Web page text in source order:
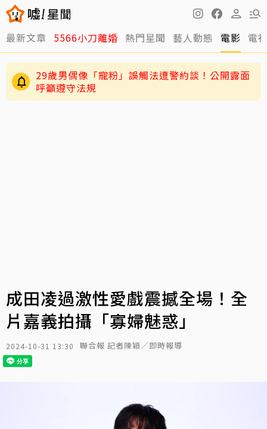
最新文章 5566小刀離婚 熱門星聞 藝人動態 電影 電
29歲男偶像「寵粉」誤觸法遭警約談！公開露面
呼籲遵守法規
成田凌過激性愛戲震撼全場！全
片嘉義拍攝「寡婦魅惑」
2024-10-31 13:30 聯合報 記者陳穎／即時報導